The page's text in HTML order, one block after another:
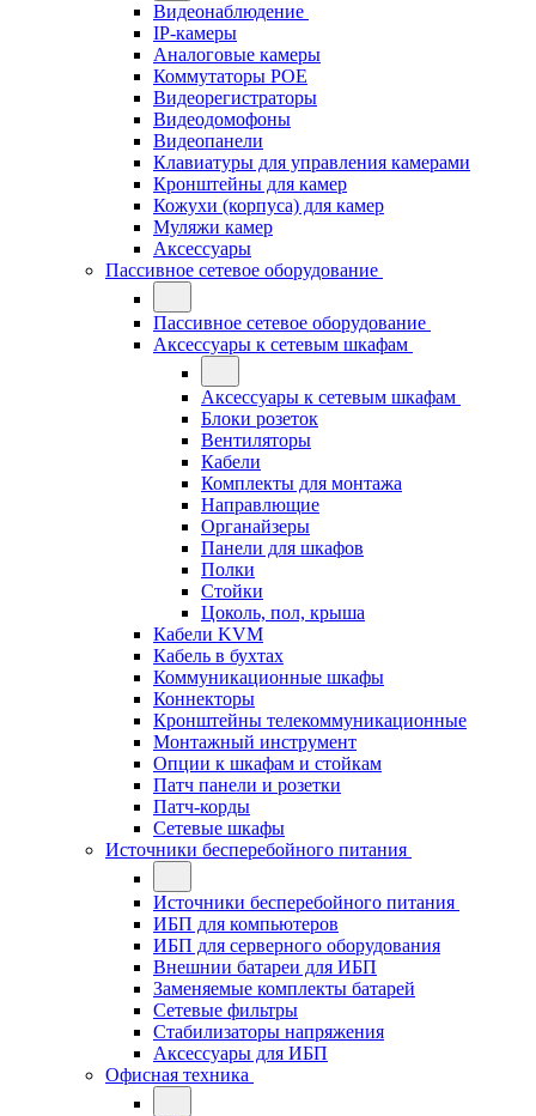
Видеонаблюдение
IP-камеры
Аналоговые камеры
Коммутаторы POE
Видеорегистраторы
Видеодомофоны
Видеопанели
Клавиатуры для управления камерами
Кронштейны для камер
Кожухи (корпуса) для камер
Муляжи камер
Аксессуары
Пассивное сетевое оборудование
Пассивное сетевое оборудование
Аксессуары к сетевым шкафам
Аксессуары к сетевым шкафам
Блоки розеток
Вентиляторы
Кабели
Комплекты для монтажа
Направлющие
Органайзеры
Панели для шкафов
Полки
Стойки
Цоколь, пол, крыша
Кабели KVM
Кабель в бухтах
Коммуникационные шкафы
Коннекторы
Кронштейны телекоммуникационные
Монтажный инструмент
Опции к шкафам и стойкам
Патч панели и розетки
Патч-корды
Сетевые шкафы
Источники бесперебойного питания
Источники бесперебойного питания
ИБП для компьютеров
ИБП для серверного оборудования
Внешнии батареи для ИБП
Заменяемые комплекты батарей
Сетевые фильтры
Стабилизаторы напряжения
Аксессуары для ИБП
Офисная техника